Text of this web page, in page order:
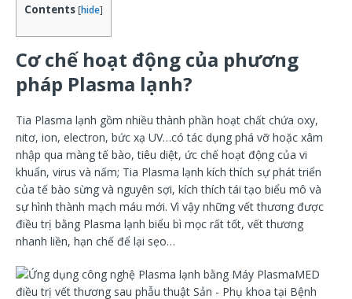
Contents [hide]
Cơ chế hoạt động của phương
pháp Plasma lạnh?
Tia Plasma lạnh gồm nhiều thành phần hoạt chất chứa oxy,
nitơ, ion, electron, bức xạ UV…có tác dụng phá vỡ hoặc xâm
nhập qua màng tế bào, tiêu diệt, ức chế hoạt động của vi
khuẩn, virus và nấm; Tia Plasma lạnh kích thích sự phát triển
của tế bào sừng và nguyên sợi, kích thích tái tạo biểu mô và
sự hình thành mạch máu mới. Vì vậy những vết thương được
điều trị bằng Plasma lạnh biểu bì mọc rất tốt, vết thương
nhanh liền, hạn chế để lại sẹo…